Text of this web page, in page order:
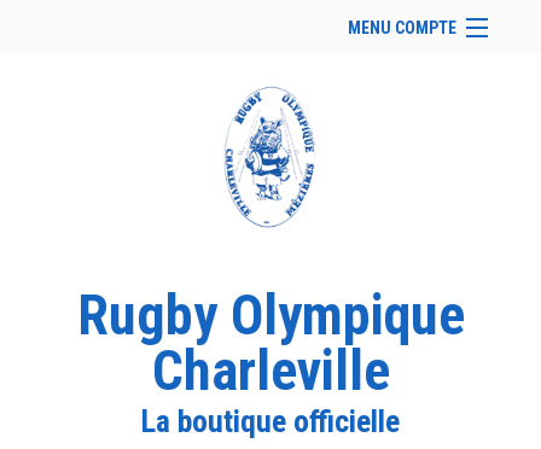
MENU COMPTE
Site Web du club
Facebook
Se connecter
Panier (vide
Rugby Olympique
Charleville
La boutique officielle